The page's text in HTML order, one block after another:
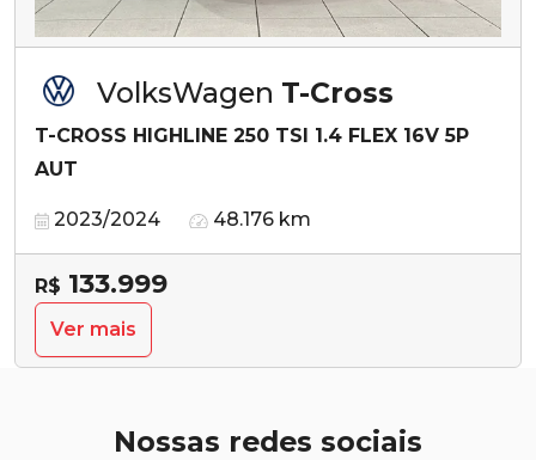
VolksWagen T-Cross
T-CROSS HIGHLINE 250 TSI 1.4 FLEX 16V 5P
AUT
2023/2024 48.176 km
R$ 133.999
Ver mais
Nossas redes sociais